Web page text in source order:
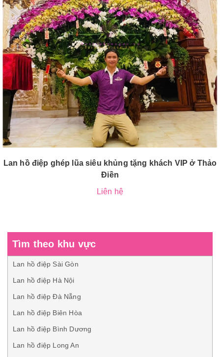
Lan hồ điệp ghép lũa siêu khủng tặng khách VIP ở Thảo
Điền
Liên hệ
Tìm theo khu vực
Lan hồ điệp Sài Gòn
Lan hồ điệp Hà Nội
Lan hồ điệp Đà Nẵng
Lan hồ điệp Biên Hòa
Lan hồ điệp Bình Dương
Lan hồ điệp Long An